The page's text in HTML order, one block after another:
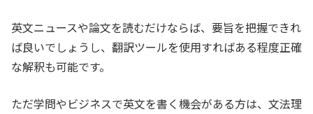
英文ニュースや論文を読むだけならば、要旨を把握できれ
ば良いでしょうし、翻訳ツールを使用すればある程度正確
な解釈も可能です。
ただ学問やビジネスで英文を書く機会がある方は、文法理